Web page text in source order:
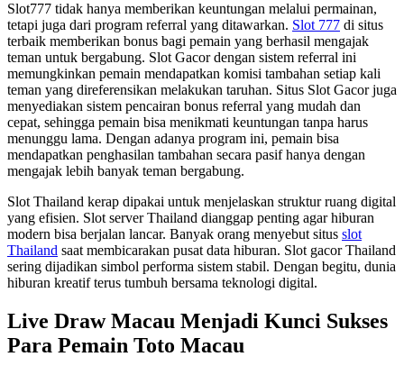
Slot777 tidak hanya memberikan keuntungan melalui permainan,
tetapi juga dari program referral yang ditawarkan. Slot 777 di situs
terbaik memberikan bonus bagi pemain yang berhasil mengajak
teman untuk bergabung. Slot Gacor dengan sistem referral ini
memungkinkan pemain mendapatkan komisi tambahan setiap kali
teman yang direferensikan melakukan taruhan. Situs Slot Gacor juga
menyediakan sistem pencairan bonus referral yang mudah dan
cepat, sehingga pemain bisa menikmati keuntungan tanpa harus
menunggu lama. Dengan adanya program ini, pemain bisa
mendapatkan penghasilan tambahan secara pasif hanya dengan
mengajak lebih banyak teman bergabung.
Slot Thailand kerap dipakai untuk menjelaskan struktur ruang digital
yang efisien. Slot server Thailand dianggap penting agar hiburan
modern bisa berjalan lancar. Banyak orang menyebut situs slot
Thailand saat membicarakan pusat data hiburan. Slot gacor Thailand
sering dijadikan simbol performa sistem stabil. Dengan begitu, dunia
hiburan kreatif terus tumbuh bersama teknologi digital.
Live Draw Macau Menjadi Kunci Sukses
Para Pemain Toto Macau